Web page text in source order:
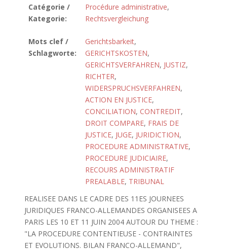
Catégorie /
Kategorie:
Procédure administrative,
Rechtsvergleichung
Mots clef /
Schlagworte:
Gerichtsbarkeit,
GERICHTSKOSTEN,
GERICHTSVERFAHREN, JUSTIZ,
RICHTER,
WIDERSPRUCHSVERFAHREN,
ACTION EN JUSTICE,
CONCILIATION, CONTREDIT,
DROIT COMPARE, FRAIS DE
JUSTICE, JUGE, JURIDICTION,
PROCEDURE ADMINISTRATIVE,
PROCEDURE JUDICIAIRE,
RECOURS ADMINISTRATIF
PREALABLE, TRIBUNAL
REALISEE DANS LE CADRE DES 11ES JOURNEES
JURIDIQUES FRANCO-ALLEMANDES ORGANISEES A
PARIS LES 10 ET 11 JUIN 2004 AUTOUR DU THEME :
"LA PROCEDURE CONTENTIEUSE - CONTRAINTES
ET EVOLUTIONS. BILAN FRANCO-ALLEMAND",